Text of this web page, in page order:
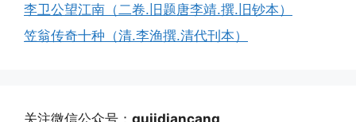
李卫公望江南（二卷.旧题唐李靖.撰.旧钞本）
笠翁传奇十种（清.李渔撰.清代刊本）